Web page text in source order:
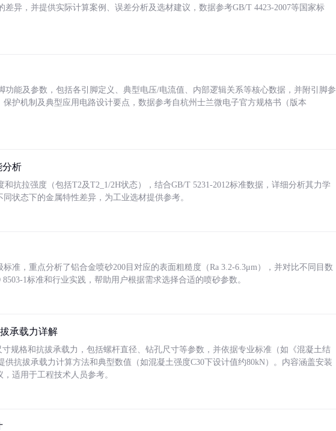
差异，并提供实际计算案例、误差分析及选材建议，数据参考GB/T 4423-2007等国家标
功能及参数，包括各引脚定义、典型电压/电流值、内部逻辑关系等核心数据，并附引脚参
护机制及典型应用电路设计要点，数据参考自杭州士兰微电子官方规格书（版本
分析
抗拉强度（包括T2及T2_1/2H状态），结合GB/T 5231-2012标准数据，详细分析其力学
状态下的金属特性差异，为工业选材提供参考。
准，重点分析了铝合金喷砂200目对应的表面粗糙度（Ra 3.2-6.3μm），并对比不同目数
1标准和行业实践，帮助用户根据需求选择合适的喷砂参数。
承载力详解
规格和抗拔承载力，包括螺杆直径、钻孔尺寸等参数，并依据专业标准（如《混凝土结
供抗拔承载力计算方法和典型数值（如混凝土强度C30下设计值约80kN）。内容涵盖安装
适用于工程技术人员参考。